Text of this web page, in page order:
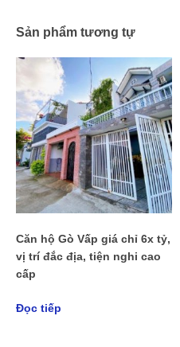
Sản phẩm tương tự
Căn hộ Gò Vấp giá chỉ 6x tỷ,
vị trí đắc địa, tiện nghi cao
cấp
Đọc tiếp